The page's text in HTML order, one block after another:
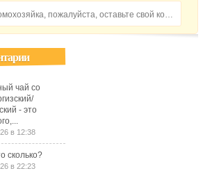
Домохозяйка, пожалуйста, оставьте свой комментарий...
чай со
- это
в 12:38
сколько?
в 22:23